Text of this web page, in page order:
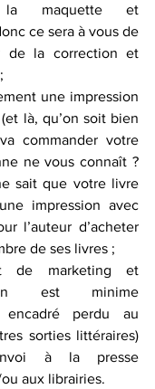
la maquette et
ce sera à vous de
de la correction et
une impression
là, qu’on soit bien
commander votre
ne vous connaît ?
sait que votre livre
impression avec
l’auteur d’acheter
de ses livres ;
de marketing et
est minime
perdu au
sorties littéraires)
à la presse
aux librairies.